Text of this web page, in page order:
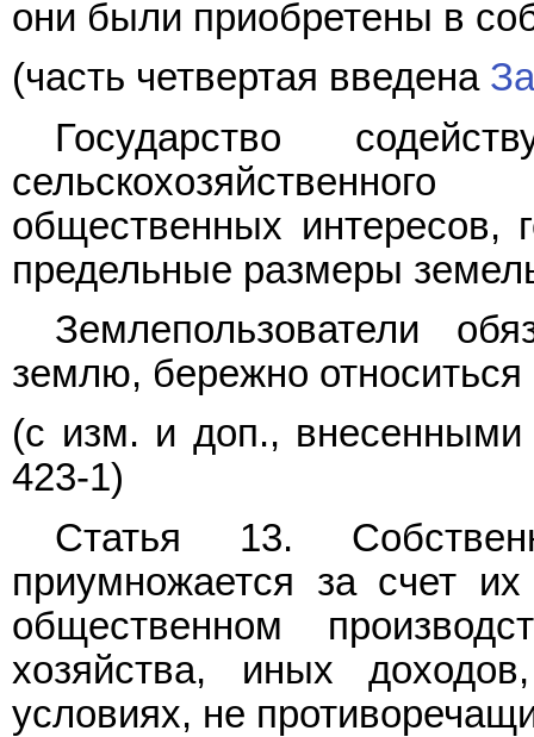
они были приобретены в
(часть четвертая введена
Государство
общественных интересов,
предельные размеры
Землепользователи
землю, бережно
(с изм. и доп.,
423-1)
Статья 13.
приумножается за счет
общественном
хозяйства, иных
условиях, не